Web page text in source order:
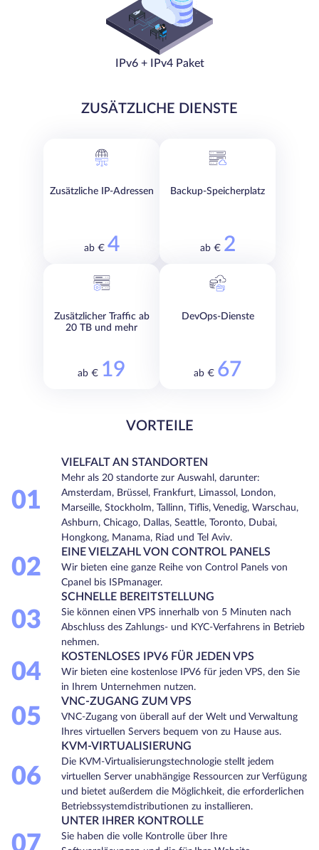
IPv6 + IPv4 Paket
ZUSÄTZLICHE DIENSTE
Zusätzliche IP-Adressen
ab € 4
Backup-Speicherplatz
ab € 2
Zusätzlicher Traffic ab
20 TB und mehr
ab € 19
DevOps-Dienste
ab € 67
VORTEILE
01
VIELFALT AN STANDORTEN
Mehr als 20 standorte zur Auswahl, darunter:
Amsterdam, Brüssel, Frankfurt, Limassol, London,
Marseille, Stockholm, Tallinn, Tiflis, Venedig, Warschau,
Ashburn, Chicago, Dallas, Seattle, Toronto, Dubai,
Hongkong, Manama, Riad und Tel Aviv.
02
EINE VIELZAHL VON CONTROL PANELS
Wir bieten eine ganze Reihe von Control Panels von
Cpanel bis ISPmanager.
03
SCHNELLE BEREITSTELLUNG
Sie können einen VPS innerhalb von 5 Minuten nach
Abschluss des Zahlungs- und KYC-Verfahrens in Betrieb
nehmen.
04
KOSTENLOSES IPV6 FÜR JEDEN VPS
Wir bieten eine kostenlose IPV6 für jeden VPS, den Sie
in Ihrem Unternehmen nutzen.
05
VNC-ZUGANG ZUM VPS
VNC-Zugang von überall auf der Welt und Verwaltung
Ihres virtuellen Servers bequem von zu Hause aus.
06
KVM-VIRTUALISIERUNG
Die KVM-Virtualisierungstechnologie stellt jedem
virtuellen Server unabhängige Ressourcen zur Verfügung
und bietet außerdem die Möglichkeit, die erforderlichen
Betriebssystemdistributionen zu installieren.
07
UNTER IHRER KONTROLLE
Sie haben die volle Kontrolle über Ihre